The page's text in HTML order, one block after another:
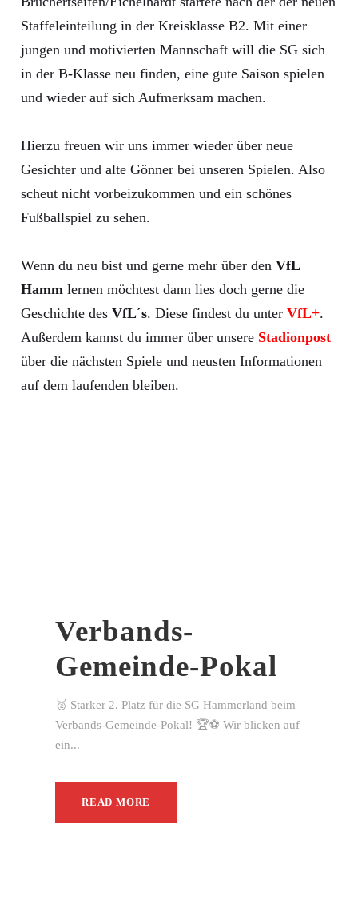
Staffeleinteilung in der Kreisklasse B2. Mit einer
jungen und motivierten Mannschaft will die SG sich
in der B-Klasse neu finden, eine gute Saison spielen
und wieder auf sich Aufmerksam machen.
Hierzu freuen wir uns immer wieder über neue
Gesichter und alte Gönner bei unseren Spielen. Also
scheut nicht vorbeizukommen und ein schönes
Fußballspiel zu sehen.
Wenn du neu bist und gerne mehr über den VfL
Hamm lernen möchtest dann lies doch gerne die
Geschichte des VfL´s. Diese findest du unter VfL+.
Außerdem kannst du immer über unsere Stadionpost
über die nächsten Spiele und neusten Informationen
auf dem laufenden bleiben.
Verbands-
Gemeinde-Pokal
🥈 Starker 2. Platz für die SG Hammerland beim
Verbands-Gemeinde-Pokal! 🏆⚽ Wir blicken auf
ein...
READ MORE